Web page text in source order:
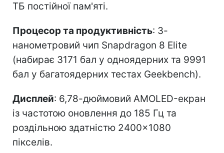
ТБ постійної пам'яті.
Процесор та продуктивність: 3-
нанометровий чип Snapdragon 8 Elite
(набирає 3171 бал у одноядерних та 9991
бал у багатоядерних тестах Geekbench).
Дисплей: 6,78-дюймовий AMOLED-екран
із частотою оновлення до 185 Гц та
роздільною здатністю 2400×1080
пікселів.